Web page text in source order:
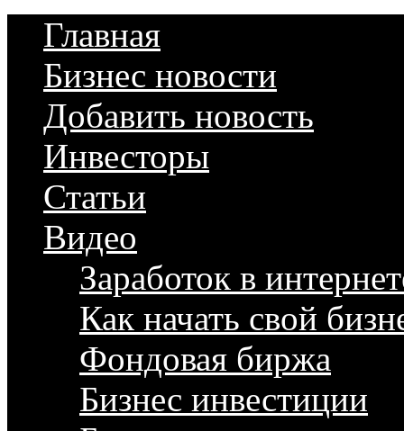
Главная
Бизнес новости
Добавить новость
Инвесторы
Статьи
Видео
Заработок в
Как начать свой
Фондовая биржа
Бизнес инвестиции